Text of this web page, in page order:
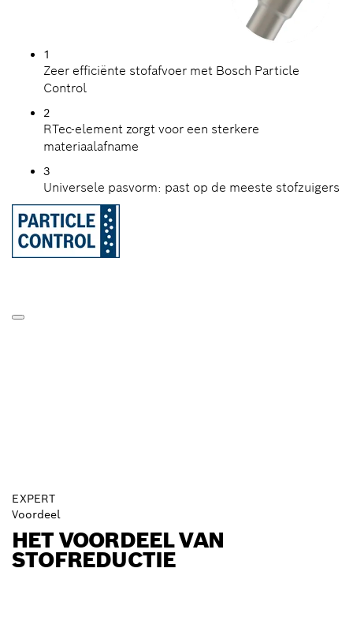
1
Zeer efficiënte stofafvoer met Bosch Particle
Control
2
RTec-element zorgt voor een sterkere
materiaalafname
3
Universele pasvorm: past op de meeste stofzuigers
EXPERT
Voordeel
HET VOORDEEL VAN
STOFREDUCTIE